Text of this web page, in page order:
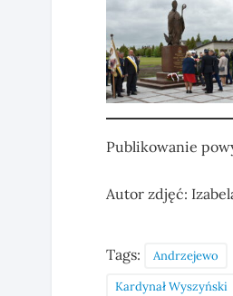
Publikowanie
Autor zdjęć:
Tags: Andrzejewo
Kardynał Wyszyński